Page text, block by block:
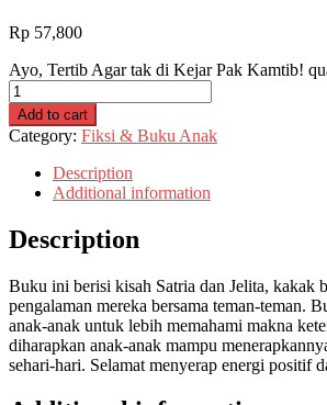
Rp 57,800
Ayo, Tertib Agar tak di Kejar Pak Kamtib!
Add to cart
Category: Fiksi & Buku Anak
Description
Additional information
Description
Buku ini berisi kisah Satria dan Jelita, kakak
pengalaman mereka bersama teman-teman.
anak-anak untuk lebih memahami makna
diharapkan anak-anak mampu
sehari-hari. Selamat menyerap energi positif